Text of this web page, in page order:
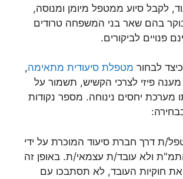
לקבל סיוע ממטפל מיומן ומנוסה,
בהם שאר בני המשפחה טרודים
פנויים לביקורים.
לבחור מטפלת סיעודית מתאימה,
פיזי לצרכי הקשיש, תשמור על
מערכת יחסים נינוחה. מספר נקודות
ת דרך חברת סיעוד המוכרת על ידי
ולא עובד/ת עצמאי/ת. באופן זה
חוקיות העובד, לא תסתבכו עם